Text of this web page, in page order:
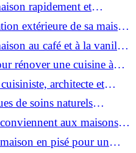
rapidement et
extérieure de sa maison
et durable ?
au café et à la vanille
rénover une cuisine à
aides locales ?architecte et
?
de soins naturels
aux maisons et
?
en pisé pour un